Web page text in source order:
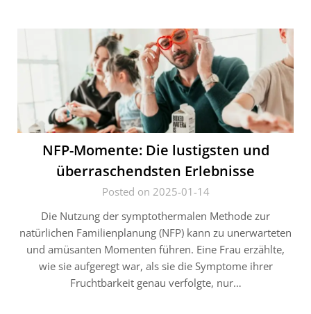
NFP-Momente: Die lustigsten und
überraschendsten Erlebnisse
Posted on 2025-01-14
Die Nutzung der symptothermalen Methode zur
natürlichen Familienplanung (NFP) kann zu unerwarteten
und amüsanten Momenten führen. Eine Frau erzählte,
wie sie aufgeregt war, als sie die Symptome ihrer
Fruchtbarkeit genau verfolgte, nur…